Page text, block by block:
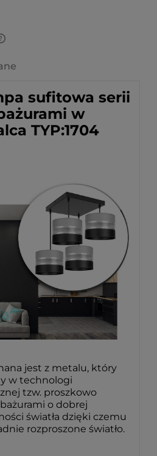
sufitowa serii
w
TYP:1704
jest z metalu, który
w technologi
tzw. proszkowo
o dobrej
światła dzięki czemu
rozproszone światło.